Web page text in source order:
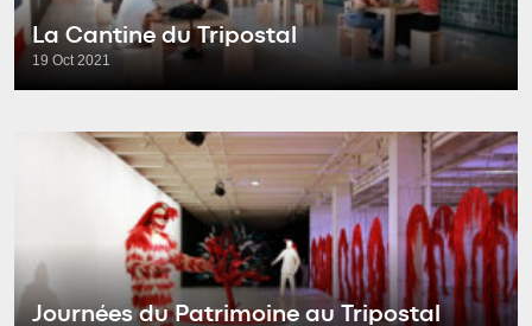
La Cantine du Tripostal
19 Oct 2021
Journées du Patrimoine au Tripostal